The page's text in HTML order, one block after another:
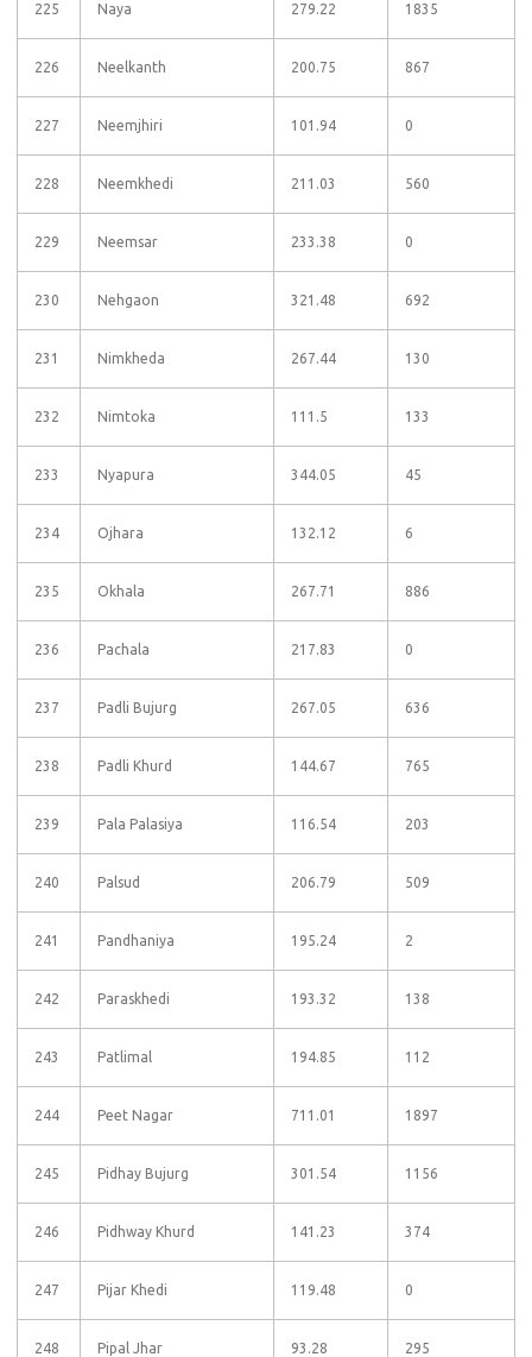
225 Naya 279.22 1835
226 Neelkanth 200.75 867
227 Neemjhiri 101.94 0
228 Neemkhedi 211.03 560
229 Neemsar 233.38 0
230 Nehgaon 321.48 692
231 Nimkheda 267.44 130
232 Nimtoka 111.5 133
233 Nyapura 344.05 45
234 Ojhara 132.12 6
235 Okhala 267.71 886
236 Pachala 217.83 0
237 Padli Bujurg 267.05 636
238 Padli Khurd 144.67 765
239 Pala Palasiya 116.54 203
240 Palsud 206.79 509
241 Pandhaniya 195.24 2
242 Paraskhedi 193.32 138
243 Patlimal 194.85 112
244 Peet Nagar 711.01 1897
245 Pidhay Bujurg 301.54 1156
246 Pidhway Khurd 141.23 374
247 Pijar Khedi 119.48 0
248 Pipal Jhar 93.28 295